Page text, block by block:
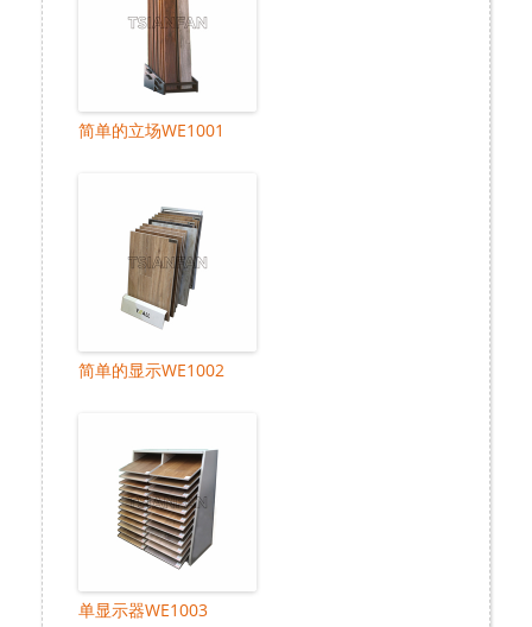
简单的立场WE1001
简单的显示WE1002
单显示器WE1003